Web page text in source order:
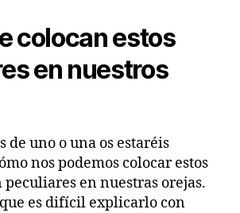
colocan estos
en nuestros
de uno o una os estaréis
nos podemos colocar estos
en nuestras orejas.
es difícil explicarlo con